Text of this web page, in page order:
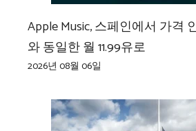
Apple Music, 스페인에서 가격
와 동일한 월 11.99유로
2026년 08월 06일